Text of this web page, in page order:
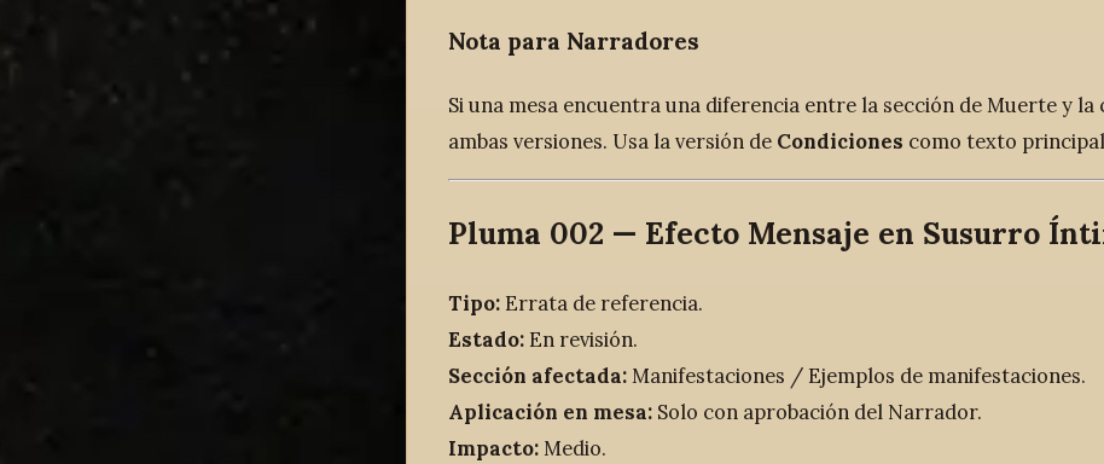
Nota para Narradores
Si una mesa encuentra una diferencia entre la sección de Muerte y
ambas versiones. Usa la versión de Condiciones como texto
Pluma 002 — Efecto Mensaje en Susurro
Tipo:Errata de referencia.
Estado:En revisión.
Sección afectada:Manifestaciones / Ejemplos de manifestaciones.
Aplicación en mesa:Solo con aprobación del Narrador.
Impacto:Medio.